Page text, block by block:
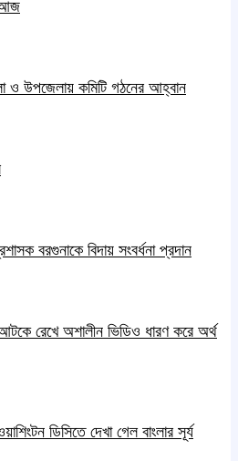
আজ
ও উপজেলায় কমিটি গঠনের আহ্বান
বরগুনাকে বিদায় সংবর্ধনা প্রদান
রেখে অশালীন ভিডিও ধারণ করে অর্থ
ডিসিতে দেখা গেল বাংলার সূর্য